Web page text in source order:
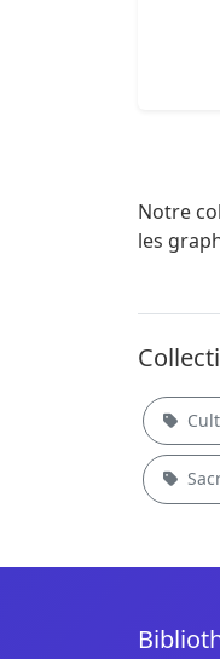
Notre
les